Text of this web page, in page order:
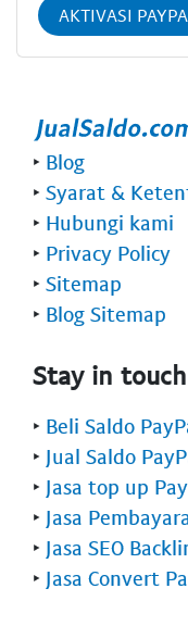
AKTIVASI
‣ Blog
‣ Syarat &
‣ Hubungi kami
‣ Privacy Policy
‣ Sitemap
‣ Blog Sitemap
Stay in touch
‣ Beli Saldo
‣ Jual Saldo
‣ Jasa top up
‣ Jasa
‣ Jasa SEO
‣ Jasa Convert